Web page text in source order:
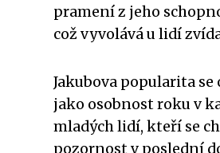
pramení z jeho
což vyvolává u lidí
Jakubova popularita se
jako osobnost roku v
mladých lidí, kteří se
pozornost v poslední